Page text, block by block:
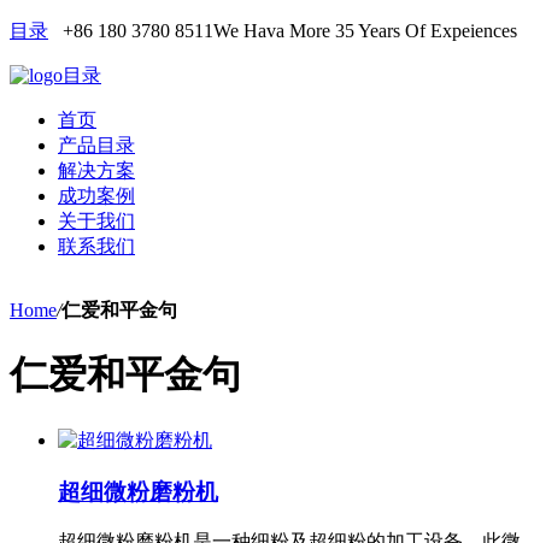
目录 +86 180 3780 8511We Hava More 35 Years Of Expeiences
目录
首页
产品目录
解决方案
成功案例
关于我们
联系我们
Home/仁爱和平金句
仁爱和平金句
超细微粉磨粉机